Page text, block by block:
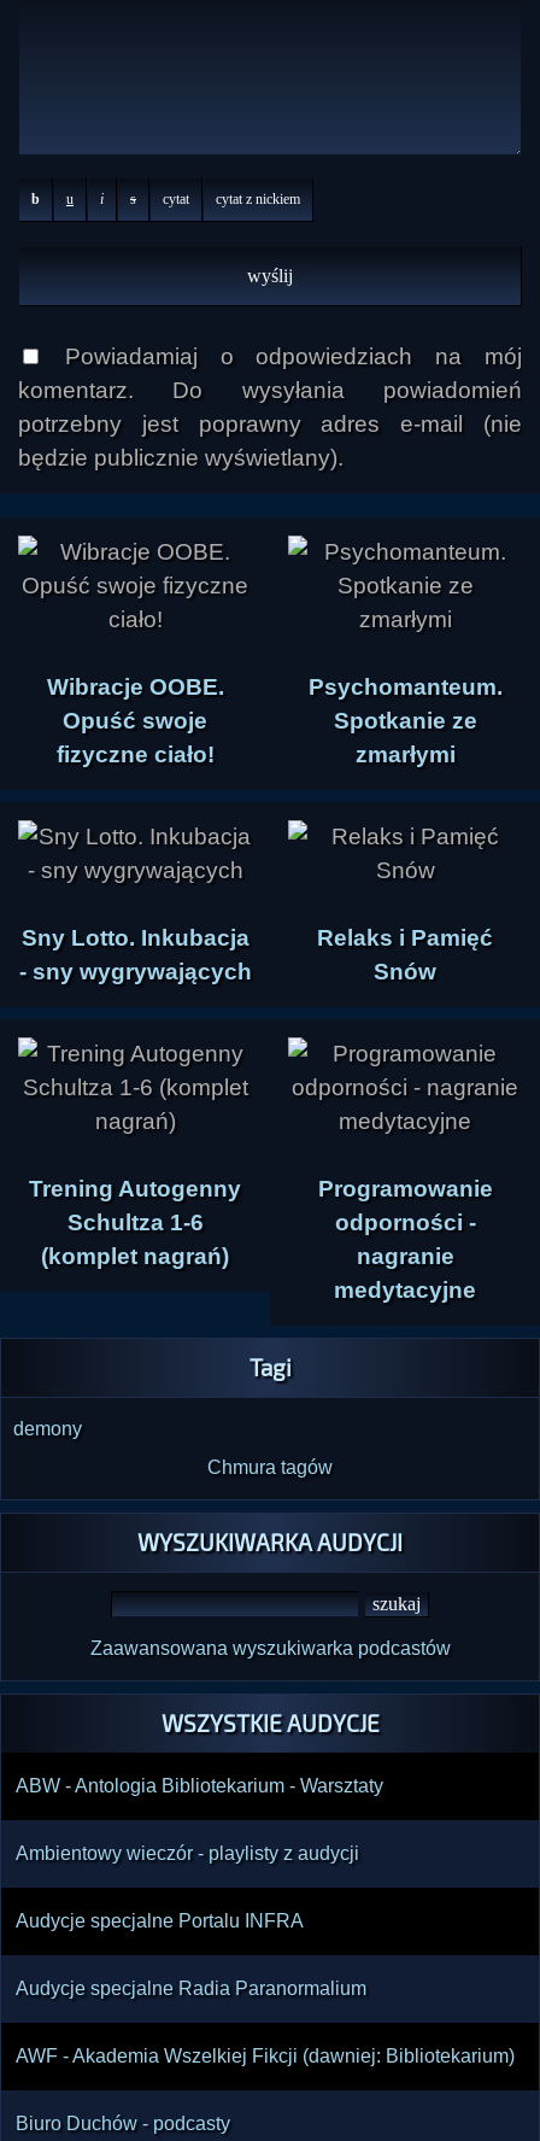
b u i s cytat cytat z nickiem
Powiadamiaj o odpowiedziach na mój
komentarz. Do wysyłania powiadomień
potrzebny jest poprawny adres e-mail (nie
będzie publicznie wyświetlany).
Wibracje OOBE.
Opuść swoje
fizyczne ciało!
Psychomanteum.
Spotkanie ze
zmarłymi
Sny Lotto. Inkubacja
- sny wygrywających
Relaks i Pamięć
Snów
Trening Autogenny
Schultza 1-6
(komplet nagrań)
Programowanie
odporności -
nagranie
medytacyjne
Tagi
demony
Chmura tagów
WYSZUKIWARKA AUDYCJI
Zaawansowana wyszukiwarka podcastów
WSZYSTKIE AUDYCJE
ABW - Antologia Bibliotekarium - Warsztaty
Ambientowy wieczór - playlisty z audycji
Audycje specjalne Portalu INFRA
Audycje specjalne Radia Paranormalium
AWF - Akademia Wszelkiej Fikcji (dawniej: Bibliotekarium)
Biuro Duchów - podcasty